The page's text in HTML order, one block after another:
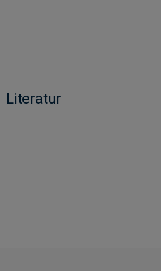
Literatur